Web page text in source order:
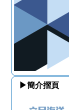
▶簡介摺頁